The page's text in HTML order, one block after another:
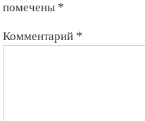
помечены *
Комментарий *